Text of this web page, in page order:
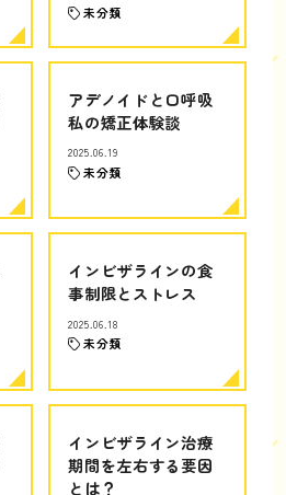
未分類
アデノイドと口呼吸
私の矯正体験談
2025.06.19
未分類
インビザラインの食
事制限とストレス
2025.06.18
未分類
インビザライン治療
期間を左右する要因
とは？